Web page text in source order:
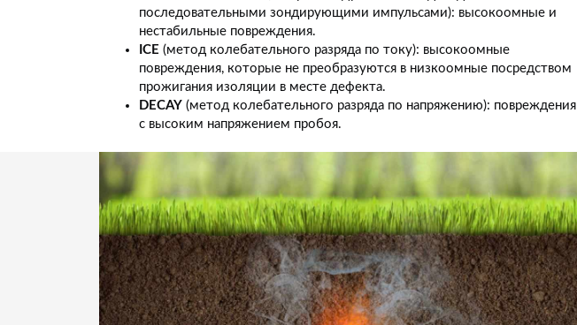
последовательными зондирующими импульсами): высокоомные и
нестабильные повреждения.
ICE (метод колебательного разряда по току): высокоомные
повреждения, которые не преобразуются в низкоомные посредством
прожигания изоляции в месте дефекта.
DECAY (метод колебательного разряда по напряжению): повреждения
с высоким напряжением пробоя.